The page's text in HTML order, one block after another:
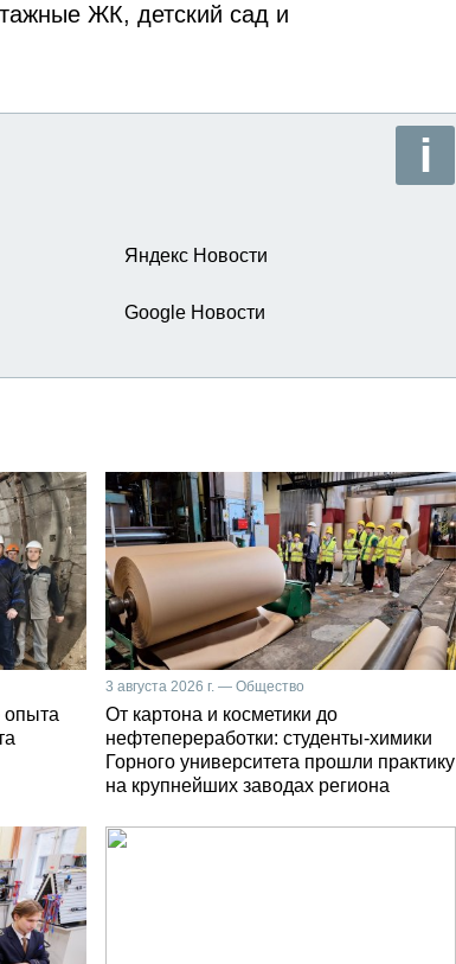
ЖК, детский сад и
Яндекс Новости
Google Новости
опыта
3 августа 2026 г. — Общество
От картона и косметики до
нефтепереработки: студенты-химики
Горного университета прошли практику
на крупнейших заводах региона